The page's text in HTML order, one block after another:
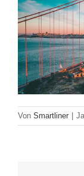
Von Smartliner